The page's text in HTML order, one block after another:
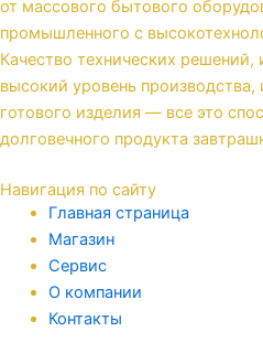
от массового бытового
промышленного с
Качество технических
высокий уровень
готового изделия — все это
долговечного продукта
Навигация по сайту
Главная страница
Магазин
Сервис
О компании
Контакты